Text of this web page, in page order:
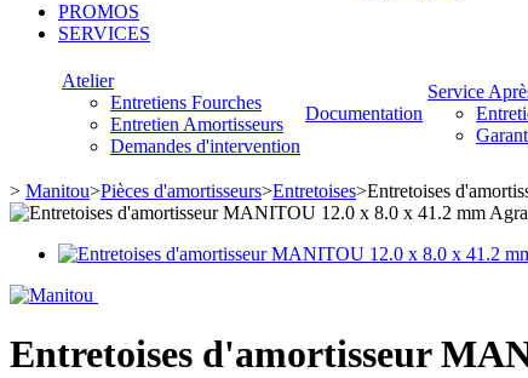
PROMOS
SERVICES
Atelier
Entretiens Fourches
Entretien Amortisseurs
Demandes d'intervention
Documentation
Service
> Manitou>Pièces d'amortisseurs>Entretoises>Entretoises
Entretoises d'amortisseur